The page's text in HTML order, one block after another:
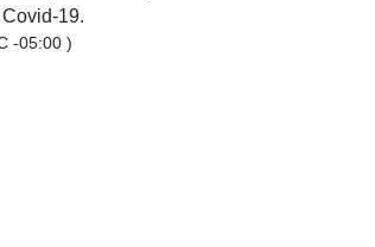
19.
-05:00 )